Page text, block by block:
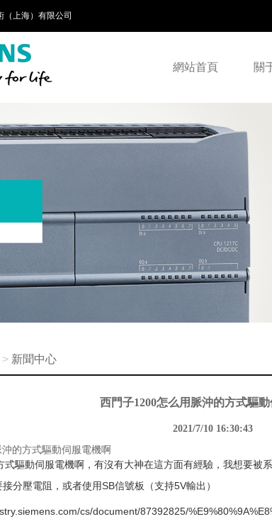
（上海）有限公司
網站首頁 關
> 新聞中心
西門子1200怎么用脈沖的方式驅
2021/7/10 16:30:43
的方式驅動伺服電機啊
式驅動伺服電機啊，有沒有大神在這方面有經驗，我想要被
分壓電阻，或者使用SB信號板（支持5V輸出）
cs/document/87392825/